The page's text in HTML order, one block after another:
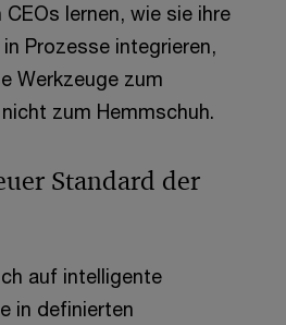
lernen, wie sie ihre
Prozesse integrieren,
Werkzeuge zum
zum Hemmschuh.
Standard der
auf intelligente
in definierten